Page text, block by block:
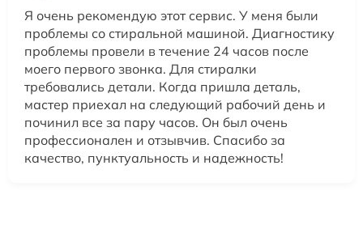
Я очень рекомендую этот сервис. У меня были
проблемы со стиральной машиной. Диагностику
проблемы провели в течение 24 часов после
моего первого звонка. Для стиралки
требовались детали. Когда пришла деталь,
мастер приехал на следующий рабочий день и
починил все за пару часов. Он был очень
профессионален и отзывчив. Спасибо за
качество, пунктуальность и надежность!